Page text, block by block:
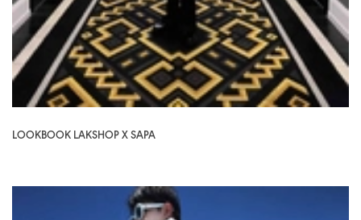
LOOKBOOK LAKSHOP X SAPA